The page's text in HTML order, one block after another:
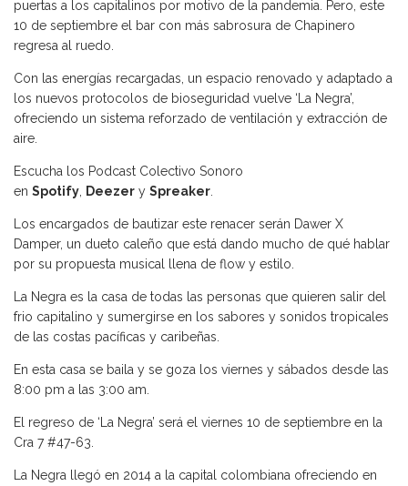
puertas a los capitalinos por motivo de la pandemia. Pero, este
10 de septiembre el bar con más sabrosura de Chapinero
regresa al ruedo.
Con las energías recargadas, un espacio renovado y adaptado a
los nuevos protocolos de bioseguridad vuelve ‘La Negra’,
ofreciendo un sistema reforzado de ventilación y extracción de
aire.
Escucha los Podcast Colectivo Sonoro
en Spotify Deezer y Spreaker
Los encargados de bautizar este renacer serán Dawer X
Damper, un dueto caleño que está dando mucho de qué hablar
por su propuesta musical llena de flow y estilo.
La Negra es la casa de todas las personas que quieren salir del
frio capitalino y sumergirse en los sabores y sonidos tropicales
de las costas pacíficas y caribeñas.
En esta casa se baila y se goza los viernes y sábados desde las
8:00 pm a las 3:00 am.
El regreso de ‘La Negra’ será el viernes 10 de septiembre en la
Cra 7 #47-63.
La Negra llegó en 2014 a la capital colombiana ofreciendo en